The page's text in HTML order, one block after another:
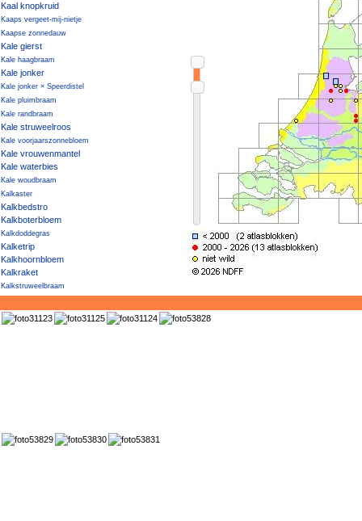
Kaal knopkruid
Kaaps vergeet-mij-nietje
Kaapse zonnedauw
Kale gierst
Kale haagbraam
Kale jonker
Kale jonker × Speerdistel
Kale pluimbraam
Kale randbraam
Kale struweelroos
Kale voorjaarszonnebloem
Kale vrouwenmantel
Kale waterbies
Kale woudbraam
Kalkaster
Kalkbedstro
Kalkboterbloem
Kalkdoddegras
Kalketrip
Kalkhoornbloem
Kalkraket
Kalkstruweelbraam
Kalkwalstro
Kalkzwenkgras
Kalmoes
Kamvaren × Smalle stekelvaren